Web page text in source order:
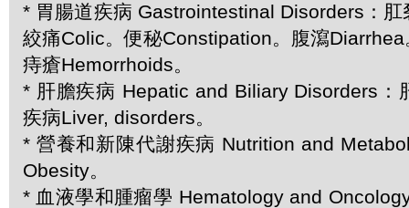
* 胃腸道疾病 Gastrointestinal Disorders：
絞痛Colic。便秘Constipation。腹瀉
痔瘡Hemorrhoids。
* 肝膽疾病 Hepatic and Biliary Disorders：
疾病Liver, disorders。
* 營養和新陳代謝疾病 Nutrition and
Obesity。
* 血液學和腫瘤學 Hematology and